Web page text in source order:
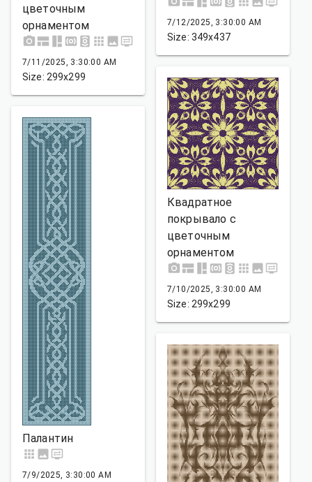
7/12/2025, 3:30:00 AM
Size: 349x437
цветочным
орнаментом
7/11/2025, 3:30:00 AM
Size: 299x299
Квадратное
покрывало с
цветочным
орнаментом
7/10/2025, 3:30:00 AM
Size: 299x299
Палантин
7/9/2025, 3:30:00 AM